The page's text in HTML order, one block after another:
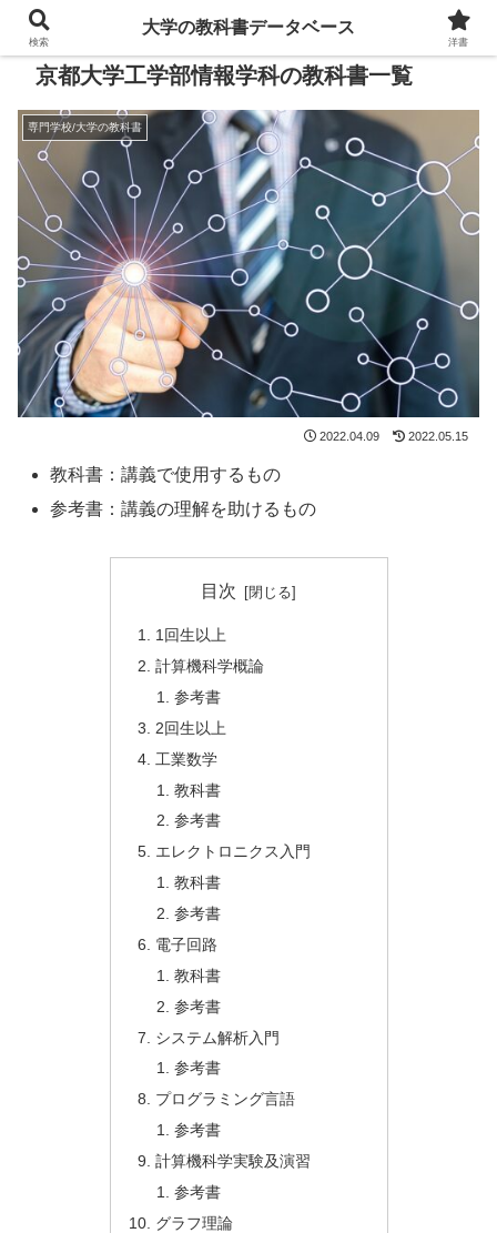
京都大学工学部情報学科の教科書一覧
専門学校/大学の教科書
2022.04.09 2022.05.15
教科書：講義で使用するもの
参考書：講義の理解を助けるもの
目次
1回生以上
計算機科学概論
参考書
2回生以上
工業数学
教科書
参考書
エレクトロニクス入門
教科書
参考書
電子回路
教科書
参考書
システム解析入門
参考書
プログラミング言語
参考書
計算機科学実験及演習
参考書
グラフ理論
検索
大学の教科書データベース
洋書